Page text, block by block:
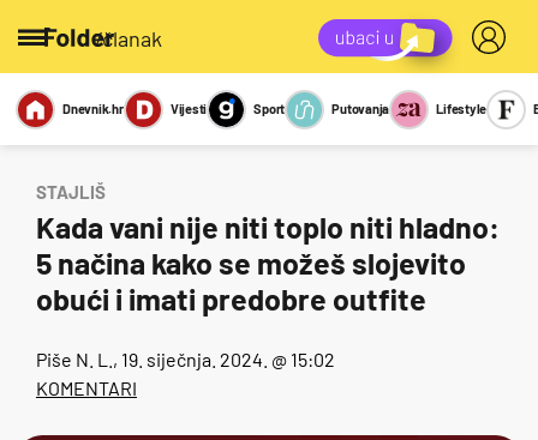
/članak
Miks Kviz
Report
Sexy
Dnevnik.hr Vijesti Sport Putovanja Lifestyle
STAJLIŠ
Kada vani nije niti toplo niti hladno:
5 načina kako se možeš slojevito
obući i imati predobre outfite
Piše N. L. , 19. siječnja. 2024. @ 15:02
KOMENTARI